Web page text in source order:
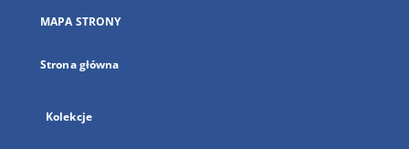
karcie
MAPA STRONY
Strona główna
Kolekcje